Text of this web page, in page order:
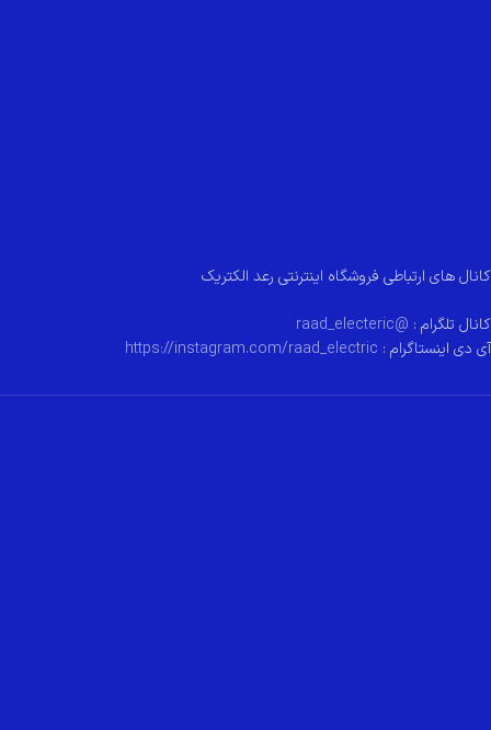
کانال های ارتباطی فروشگاه اینترنتی رعد الکتریک
کانال تلگرام : @raad_electeric
آی دی اینستاگرام : https://instagram.com/raad_electric